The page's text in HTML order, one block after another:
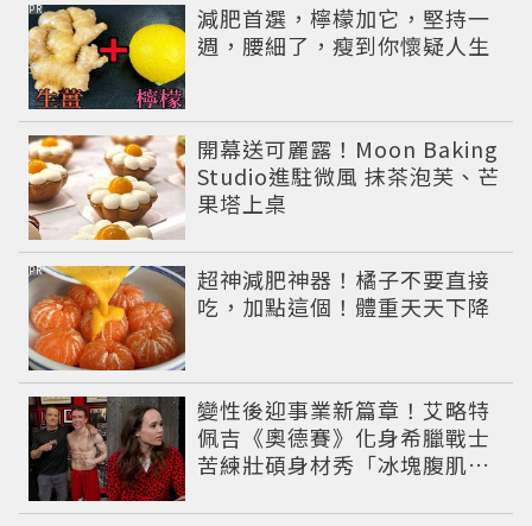
減肥首選，檸檬加它，堅持一
週，腰細了，瘦到你懷疑人生
PR
開幕送可麗露！Moon Baking
Studio進駐微風 抹茶泡芙、芒
果塔上桌
超神減肥神器！橘子不要直接
吃，加點這個！體重天天下降
PR
變性後迎事業新篇章！艾略特
佩吉《奧德賽》化身希臘戰士
苦練壯碩身材秀「冰塊腹肌」